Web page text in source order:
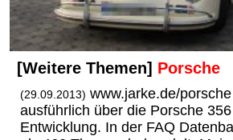
[Weitere Themen] Porsche
(29.09.2013) www.jarke.de/
ausführlich über die Porsche
Entwicklung. In der FAQ